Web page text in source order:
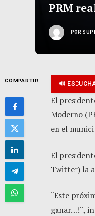
PRM
POR
COMPARTIR 🔊
El
Moderno
en el
El
Twitter) la
¨Este
ganar…!¨,